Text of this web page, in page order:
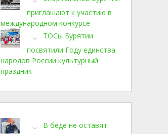
приглашают к участию в
международном конкурсе
ТОСы Бурятии
посвятили Году единства
народов России культурный
праздник
В беде не оставят: